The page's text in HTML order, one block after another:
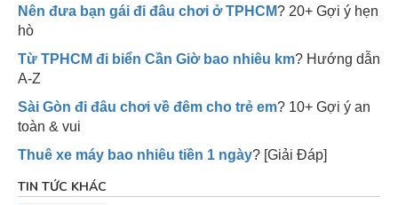
Nên đưa bạn gái đi đâu chơi ở TPHCM? 20+ Gợi ý hẹn
hò
Từ TPHCM đi biển Cần Giờ bao nhiêu km? Hướng dẫn
A-Z
Sài Gòn đi đâu chơi về đêm cho trẻ em? 10+ Gợi ý an
toàn & vui
Thuê xe máy bao nhiêu tiền 1 ngày? [Giải Đáp]
TIN TỨC KHÁC